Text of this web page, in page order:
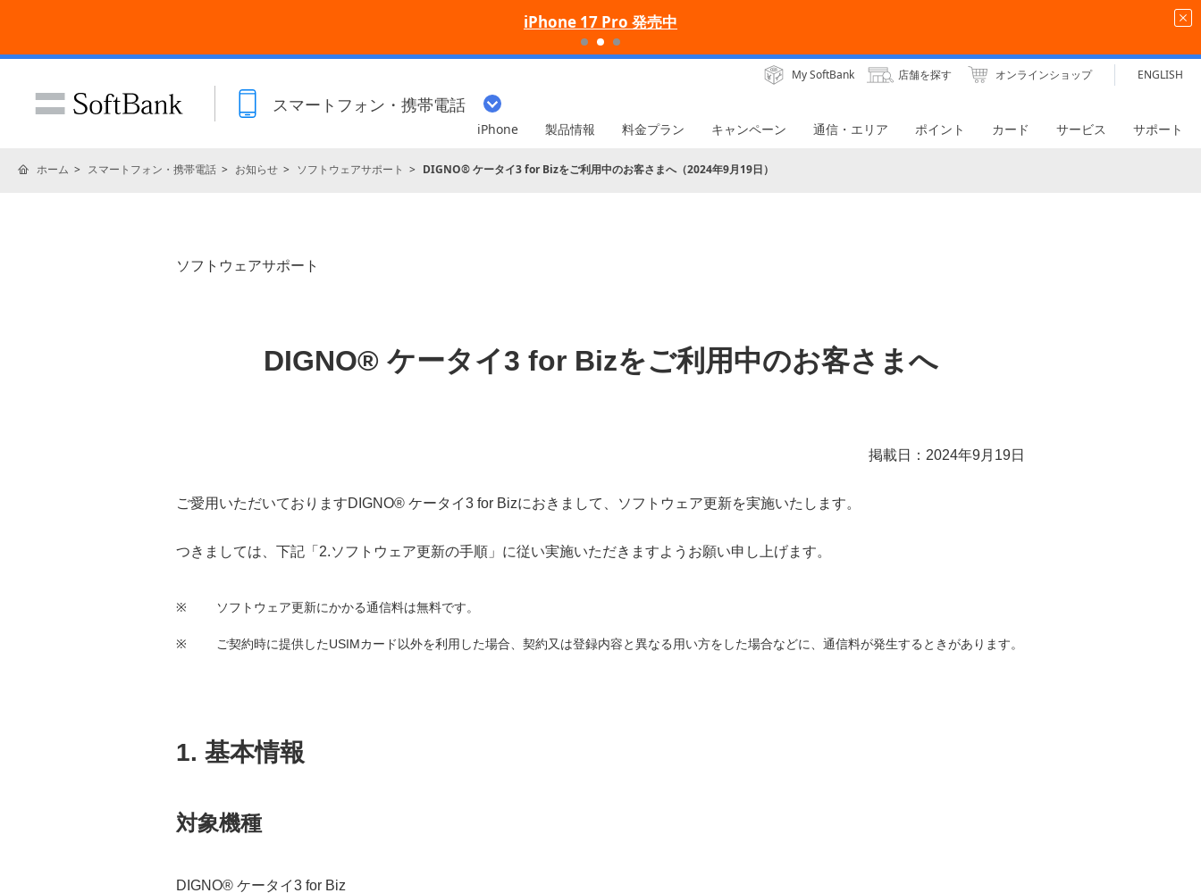
iPhone 17 Pro 発売中
スマートフォン・携帯電話
My SoftBank 店舗を探す オンラインショップ ENGLISH
iPhone 製品情報 料金プラン キャンペーン 通信・エリア ポイント カード サービス サポート
ホーム スマートフォン・携帯電話 お知らせ ソフトウェアサポート DIGNO® ケータイ3 for Bizをご利用中のお客さまへ（2024年9月19日）
ソフトウェアサポート
DIGNO® ケータイ3 for Bizをご利用中のお客さまへ
掲載日：2024年9月19日
ご愛用いただいておりますDIGNO® ケータイ3 for Bizにおきまして、ソフトウェア更新を実施いたします。
つきましては、下記 「2.ソフトウェア更新の手順」 に従い実施いただきますようお願い申し上げます。
※ ソフトウェア更新にかかる通信料は無料です。
※ ご契約時に提供したUSIMカード以外を利用した場合、契約又は登録内容と異なる用い方をした場合などに、通信料が発生するときがあります。
1. 基本情報
対象機種
DIGNO® ケータイ3 for Biz